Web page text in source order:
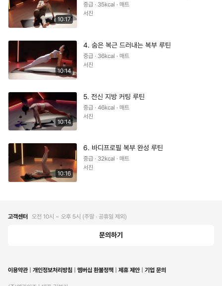
10:17
중급 · 35kcal · 매트
서진
10:14
4. 숨은 복근 드러내는 복부 루틴
중급 · 36kcal · 매트
서진
10:14
5. 전신 지방 커팅 루틴
중급 · 46kcal · 매트
서진
10:16
6. 바디프로필 복부 완성 루틴
중급 · 32kcal · 매트
서진
고객센터 오전 10시 ~ 오후 5시 (주말 ∙ 공휴일 제외)
문의하기
이용약관 개인정보처리방침 멤버십 환불정책 제휴 제안 기업 문의